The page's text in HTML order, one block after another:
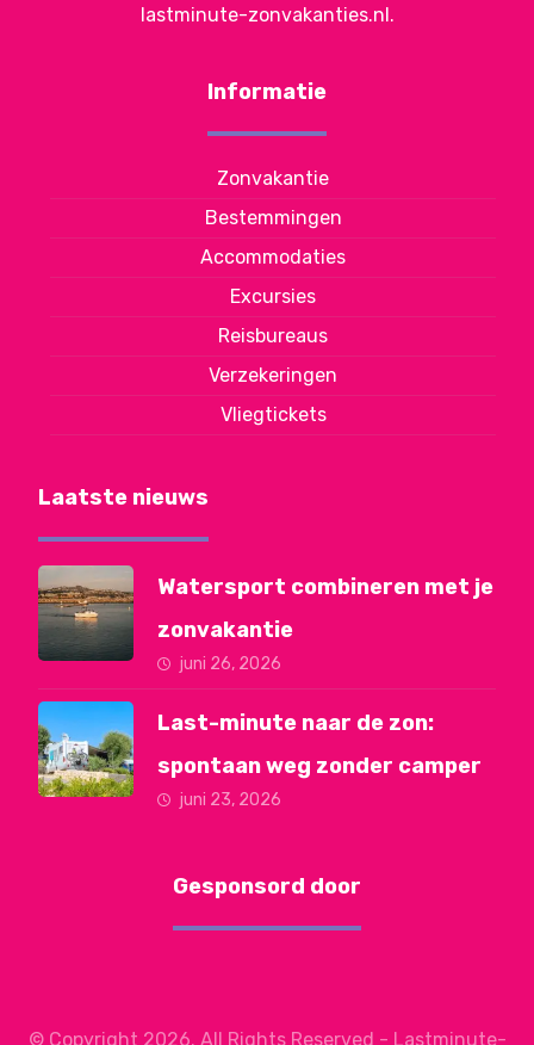
lastminute-zonvakanties.nl.
Informatie
Zonvakantie
Bestemmingen
Accommodaties
Excursies
Reisbureaus
Verzekeringen
Vliegtickets
Laatste nieuws
Watersport combineren met je
zonvakantie
juni 26, 2026
Last-minute naar de zon:
spontaan weg zonder camper
juni 23, 2026
Gesponsord door
© Copyright 2026. All Rights Reserved - Lastminute-